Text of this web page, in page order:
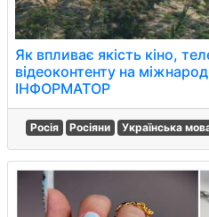
Як впливає якість кіно,
відеоконтенту на
ІНФОРМАТОР
Росія Росіяни Українська